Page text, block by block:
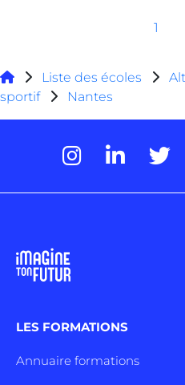
1
Liste des écoles
sportif
Nantes
LES FORMATIONS
Annuaire formations